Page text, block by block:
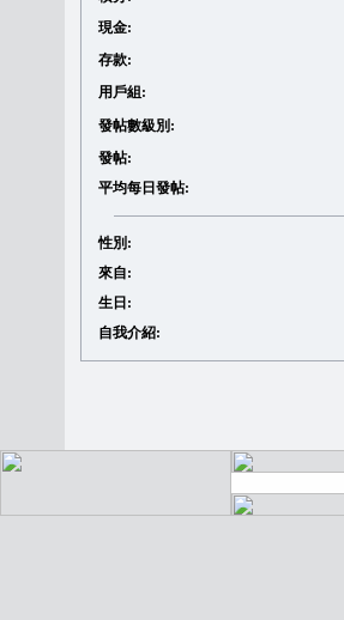
現金:
存款:
用戶組:
發帖數級別:
發帖:
平均每日發帖:
性別:
來自:
生日:
自我介紹: